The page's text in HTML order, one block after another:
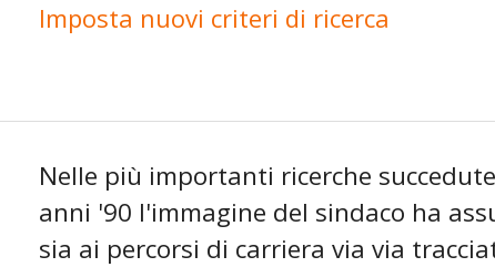
Imposta nuovi criteri di ricerca
Nelle più importanti ricerche
anni '90 l'immagine del sindaco ha
sia ai percorsi di carriera via via